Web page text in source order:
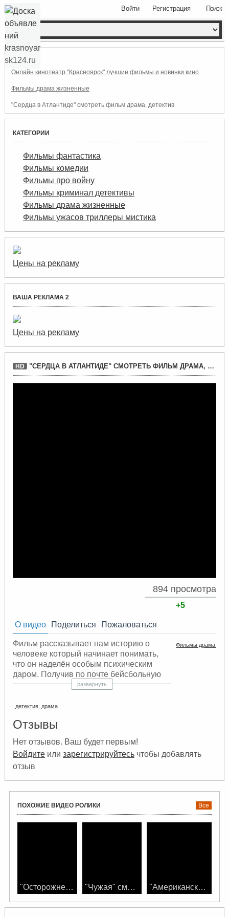
Поиск
Войти Регистрация
Онлайн кинотеатр "Красноярск" лучшие фильмы и новинки кино
Фильмы драма жизненные
"Сердца в Атлантиде" смотреть фильм драма, детектив
КАТЕГОРИИ
Фильмы фантастика
Фильмы комедии
Фильмы про войну
Фильмы криминал детективы
Фильмы драма жизненные
Фильмы ужасов триллеры мистика
Цены на рекламу
ВАША РЕКЛАМА 2
Цены на рекламу
HD "СЕРДЦА В АТЛАНТИДЕ" СМОТРЕТЬ ФИЛЬМ ДРАМА, ДЕТЕКТИВ
894 просмотра
+5
О видео Поделиться Пожаловаться
Фильм рассказывает нам историю о
человеке который начинает понимать,
что он наделён особым психическим
даром. Получив по почте бейсбольную
перчатку, завещанную ему другом
город, чтобы посетить похороны. На
старой подруги.
развернуть
детектив, драма
Фильмы драма
Отзывы
Нет отзывов. Ваш будет первым!
Войдитеили зарегистрируйтесьчтобы добавлять
отзыв
ПОХОЖИЕ ВИДЕО РОЛИКИ Все
"Осторожнее с желаниями" смотреть фильм драма "Чужая" смотреть фильм криминал "Американский снайпер" смотреть фильм война